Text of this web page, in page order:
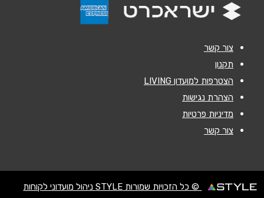
צור קשר
תקנון
הצטרפות למועדון LIVING
הצהרת נגישות
מדיניות פרטיות
צור קשר
© כל הזכויות שמורות STYLE ניהול מועדוני לקוחות